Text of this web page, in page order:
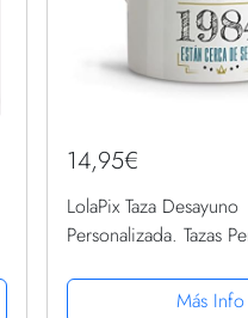
14,95€
LolaPix Taza Desayuno
Personalizada. Tazas
diseños. CUMPLEAÑOS
Más Info